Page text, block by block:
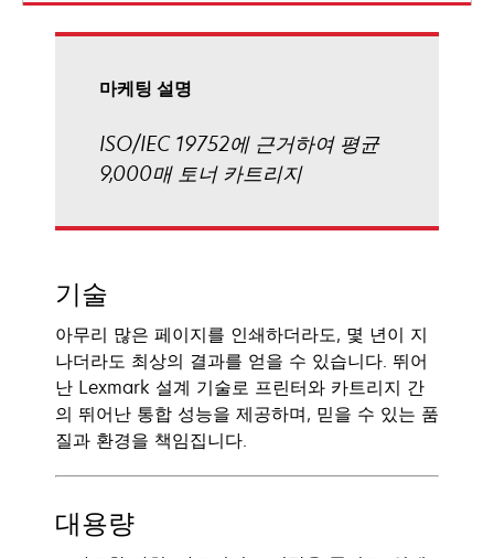
마케팅 설명
ISO/IEC 19752에 근거하여 평균
9,000매 토너 카트리지
기술
아무리 많은 페이지를 인쇄하더라도, 몇 년이 지
나더라도 최상의 결과를 얻을 수 있습니다. 뛰어
난 Lexmark 설계 기술로 프린터와 카트리지 간
의 뛰어난 통합 성능을 제공하며, 믿을 수 있는 품
질과 환경을 책임집니다.
대용량